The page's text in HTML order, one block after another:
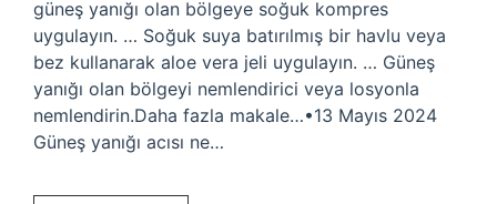
güneş yanığı olan bölgeye soğuk kompres
uygulayın. … Soğuk suya batırılmış bir havlu veya
bez kullanarak aloe vera jeli uygulayın. … Güneş
yanığı olan bölgeyi nemlendirici veya losyonla
nemlendirin.Daha fazla makale…•13 Mayıs 2024
Güneş yanığı acısı ne…